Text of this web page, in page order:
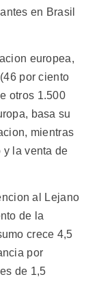
en Brasil
europea,
por ciento
otros 1.500
basa su
mientras
y la venta de
al Lejano
de la
crece 4,5
por
de 1,5